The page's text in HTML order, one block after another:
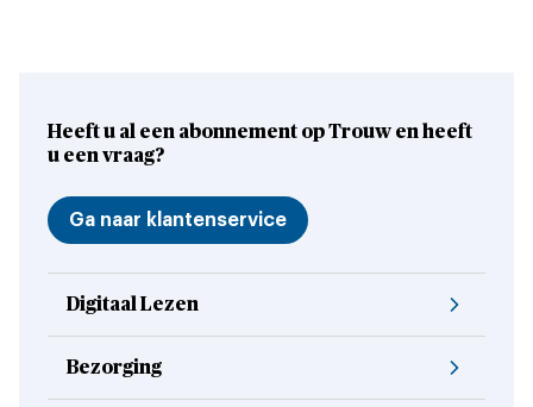
Heeft u al een abonnement op Trouw en heeft
u een vraag?
Ga naar klantenservice
Digitaal Lezen
Bezorging